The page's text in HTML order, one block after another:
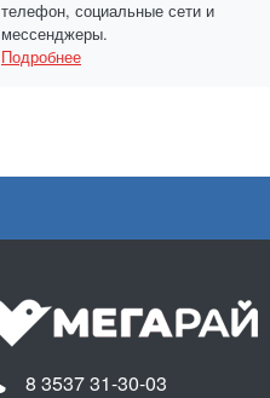
телефон, социальные сети и
мессенджеры.
Подробнее
8 3537 31-30-03